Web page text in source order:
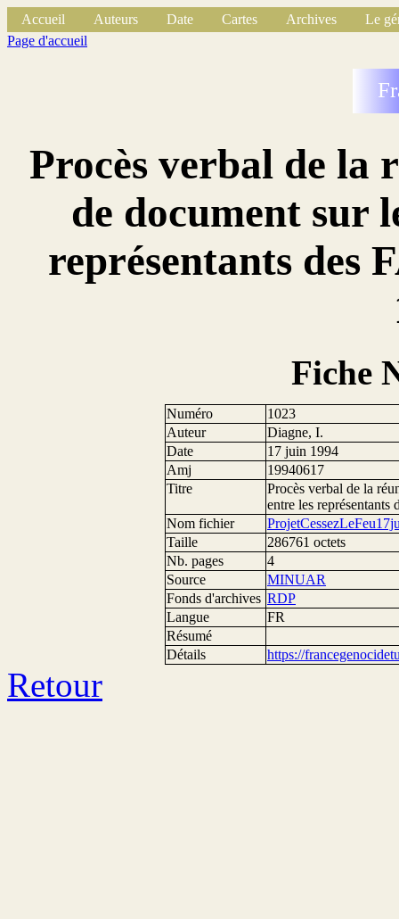
Accueil Auteurs Date Cartes Archives
Le
Page d'accueil
Procès verbal de la
de document sur
représentants des
Fiche
Numéro
1023
Auteur
Diagne, I.
Date
17 juin 1994
Amj
19940617
Titre
Procès verbal de la
entre les
Nom fichier
Taille
286761 octets
Nb. pages
4
Source
MINUAR
Fonds d'archives RDP
Langue
FR
Résumé
Détails
https://
Retour